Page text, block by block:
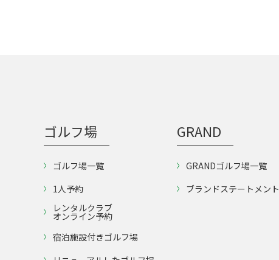
ゴルフ場
ゴルフ場一覧
1人予約
レンタルクラブ
オンライン予約
宿泊施設付きゴルフ場
GRAND
GRANDゴルフ場一覧
ブランドステートメント